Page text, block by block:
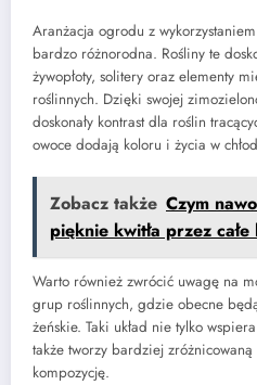
Aranżacja ogrodu z
bardzo różnorodna. Rośliny te
żywopłoty, solitery oraz elementy
roślinnych. Dzięki swojej
doskonały kontrast dla roślin
owoce dodają koloru i życia w
Zobacz także Czym
pięknie kwitła przez
Warto również zwrócić uwagę na
grup roślinnych, gdzie obecne
żeńskie. Taki układ nie tylko
także tworzy bardziej
kompozycję.